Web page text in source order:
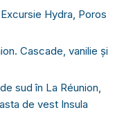
Hydra, Poros
Cascade, vanilie și
sud în La Réunion,
de vest Insula